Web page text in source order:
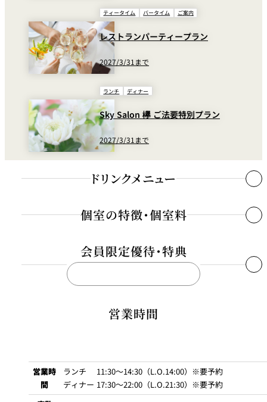
ティータイム バータイム ご案内
レストランパーティープラン
2027/3/31まで
ランチ ディナー
Sky Salon 欅 ご法要特別プラン
2027/3/31まで
ドリンクメニュー
アルコールドリンク
国産ビール（小瓶）
ギネスビール
久保田紅寿 純米吟醸
麦焼酎 佐藤
麦焼酎 百年の孤独
芋焼酎 佐藤 黒
￥
￥
ウィスキー各種
Glass ￥1,400～ / Bottle ￥
ノンアルコールドリンク
サンペレグリーノ
￥
ペリエ
個室の特徴・個室料
会員限定優待・特典
NEW
ニューオータニクラブ会員優待・特典
算
※お会計時に会員カードをご提示ください。
※但し、2023年4月1日ご予約分より、土・日・祝日の個室料
営業時間
営業時
間
ランチ 11:30～14:30（L.O.14:00）※要予約
ディナー 17:30～22:00（L.O.21:30）※要予約
予約日から起算して」下記の期間・料率に基づき取消料を申し受け
ます。 ※取消受付時間は、17:00まで。17:00を過ぎての取消受付は